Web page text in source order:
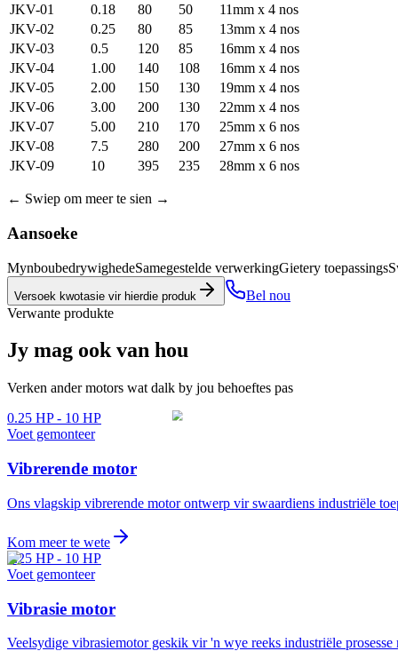
JKV-01
0.18 80 50
11mm x 4 nos
JKV-02
0.25 80 85
13mm x 4 nos
JKV-03
0.5 120 85
16mm x 4 nos
JKV-04
1.00 140 108
16mm x 4 nos
JKV-05
2.00 150 130
19mm x 4 nos
JKV-06
3.00 200 130
22mm x 4 nos
JKV-07
5.00 210 170
25mm x 6 nos
JKV-08
7.5 280 200
27mm x 6 nos
JKV-09
10 395 235 28mm x 6 nos
← Swiep om meer te sien →
Aansoeke
MynboubedrywighedeSamegestelde verwerkingGietery toepassings
Versoek kwotasie vir hierdie produk
Bel nou
Verwante produkte
Jy mag ook van hou
Verken ander motors wat dalk by jou behoeftes pas
0.25 HP - 10 HP
Voet gemonteer
Vibrerende motor
Ons vlagskip vibrerende motor ontwerp vir swaardiens industriële
Kom meer te wete
0.25 HP - 10 HP
Voet gemonteer
Vibrasie motor
Veelsydige vibrasiemotor geskik vir 'n wye reeks industriële